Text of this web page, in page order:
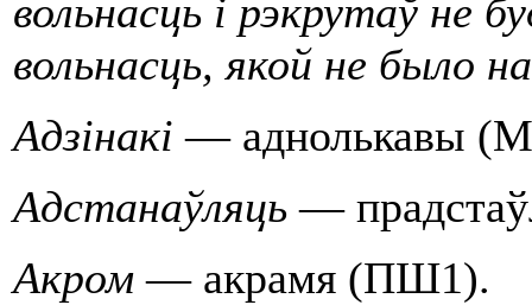
вольнасць i рэкрутаў не
вольнасць, якой не было
Адзiнакі — аднолькавы
Адстанаўляць —
Акром— акрамя (ПШ1).